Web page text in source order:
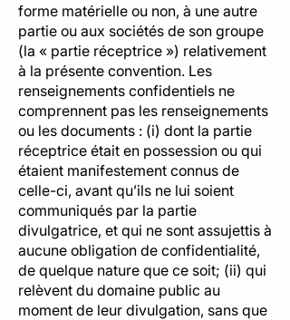
forme matérielle ou non, à une autre
partie ou aux sociétés de son groupe
(la « partie réceptrice ») relativement
à la présente convention. Les
renseignements confidentiels ne
comprennent pas les renseignements
ou les documents : (i) dont la partie
réceptrice était en possession ou qui
étaient manifestement connus de
celle-ci, avant qu’ils ne lui soient
communiqués par la partie
divulgatrice, et qui ne sont assujettis à
aucune obligation de confidentialité,
de quelque nature que ce soit; (ii) qui
relèvent du domaine public au
moment de leur divulgation, sans que